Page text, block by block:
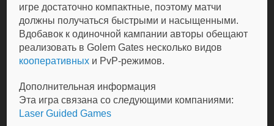
игре достаточно компактные, поэтому матчи
должны получаться быстрыми и насыщенными.
Вдобавок к одиночной кампании авторы обещают
реализовать в Golem Gates несколько видов
кооперативных и PvP-режимов.
Дополнительная информация
Эта игра связана со следующими компаниями:
Laser Guided Games